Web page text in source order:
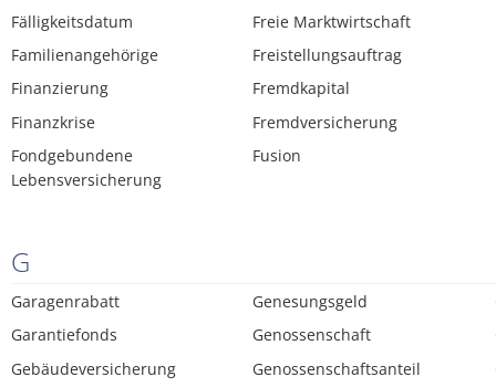
Fälligkeitsdatum
Familienangehörige
Finanzierung
Finanzkrise
Fondgebundene
Lebensversicherung
Freie Marktwirtschaft
Freistellungsauftrag
Fremdkapital
Fremdversicherung
Fusion
G
Garagenrabatt
Garantiefonds
Gebäudeversicherung
Genesungsgeld
Genossenschaft
Genossenschaftsanteil